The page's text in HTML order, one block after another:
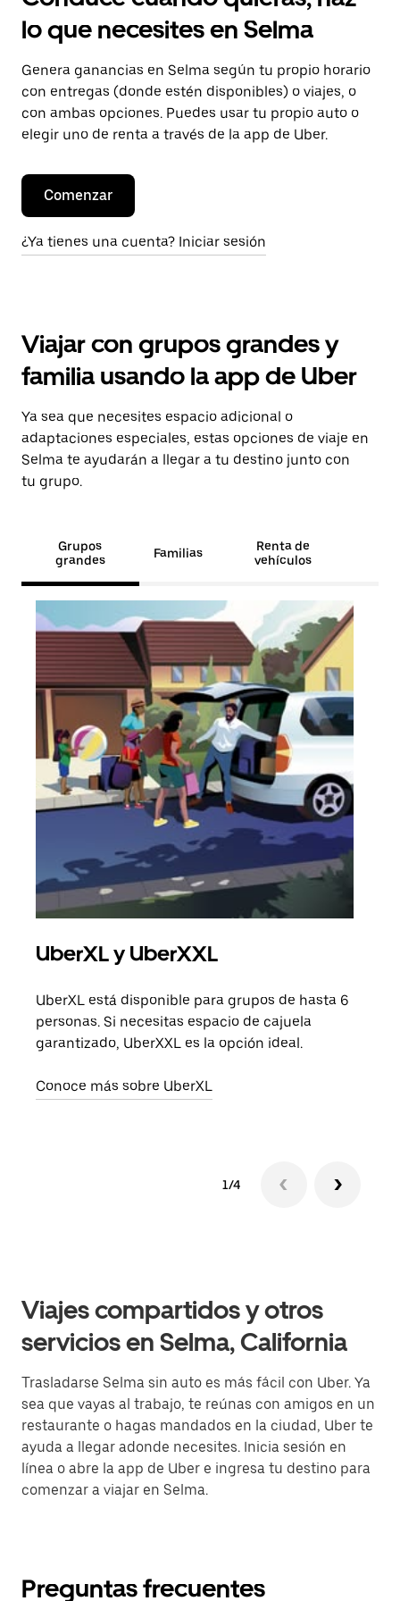
lo que necesites en Selma
Genera ganancias en Selma según tu propio horario
con entregas (donde estén disponibles) o viajes, o
con ambas opciones. Puedes usar tu propio auto o
elegir uno de renta a través de la app de Uber.
Comenzar
¿Ya tienes una cuenta? Iniciar sesión
Viajar con grupos grandes y
familia usando la app de Uber
Ya sea que necesites espacio adicional o
adaptaciones especiales, estas opciones de viaje en
Selma te ayudarán a llegar a tu destino junto con
tu grupo.
Grupos
grandes
Familias
Renta de
vehículos
UberXL y UberXXL
UberXL está disponible para grupos de hasta 6
personas. Si necesitas espacio de cajuela
garantizado, UberXXL es la opción ideal.
Conoce más sobre UberXL
1/4
Viajes compartidos y otros
servicios en Selma, California
Trasladarse Selma sin auto es más fácil con Uber. Ya
sea que vayas al trabajo, te reúnas con amigos en un
restaurante o hagas mandados en la ciudad, Uber te
ayuda a llegar adonde necesites. Inicia sesión en
línea o abre la app de Uber e ingresa tu destino para
comenzar a viajar en Selma.
Preguntas frecuentes